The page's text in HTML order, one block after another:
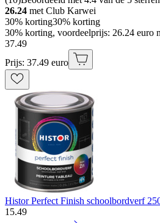
26.24 met Club Karwei
30% korting30% korting
30% korting, voordeelprijs: 26.24 euro
37.49
Prijs: 37.49 euro
Histor Perfect Finish schoolbordverf
15.49